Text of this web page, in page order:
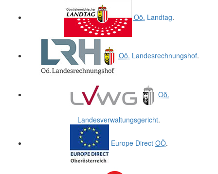
Oö. Landtag.
Oö. Landesrechnungshof.
Oö.
Landesverwaltungsgericht.
Europe Direct OÖ.